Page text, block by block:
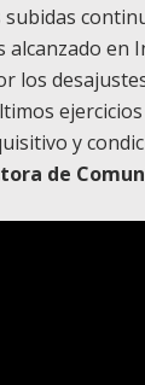
subidas
en
los
y
de